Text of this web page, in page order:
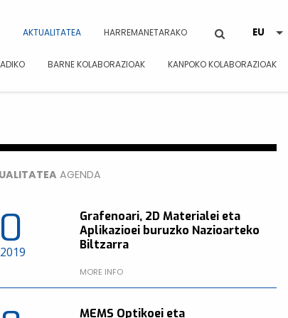
AKTUALITATEA HARREMANETARAKO
BARNE KOLABORAZIOAK KANPOKO KOLABORAZIOAK
AGENDA
Grafenoari, 2D Materialei eta
Aplikazioei buruzko Nazioarteko
Biltzarra
MORE INFO
MEMS Optikoei eta